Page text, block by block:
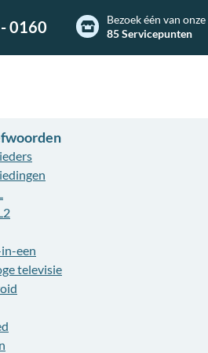
0160
Bezoek één van onze
85 Servicepunten
een
televisie